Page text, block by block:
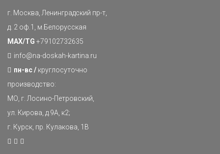
г. Москва, Ленинградский пр-т,
д. 2 оф.1, м.Белорусская
MAX/TG +79102732635
info@na-doskah-kartina.ru
пн-вс / круглосуточно
производство:
МО, г. Лосино-Петровский,
ул. Кирова, д.9А, к2;
г. Курск, пр. Кулакова, 1В